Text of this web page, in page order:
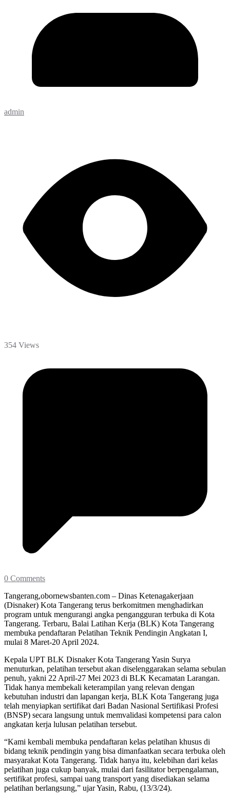
admin
354 Views
0 Comments
Tangerang,obornewsbanten.com – Dinas Ketenagakerjaan
(Disnaker) Kota Tangerang terus berkomitmen menghadirkan
program untuk mengurangi angka pengangguran terbuka di Kota
Tangerang. Terbaru, Balai Latihan Kerja (BLK) Kota Tangerang
membuka pendaftaran Pelatihan Teknik Pendingin Angkatan I,
mulai 8 Maret-20 April 2024.
Kepala UPT BLK Disnaker Kota Tangerang Yasin Surya
menuturkan, pelatihan tersebut akan diselenggarakan selama sebulan
penuh, yakni 22 April-27 Mei 2023 di BLK Kecamatan Larangan.
Tidak hanya membekali keterampilan yang relevan dengan
kebutuhan industri dan lapangan kerja, BLK Kota Tangerang juga
telah menyiapkan sertifikat dari Badan Nasional Sertifikasi Profesi
(BNSP) secara langsung untuk memvalidasi kompetensi para calon
angkatan kerja lulusan pelatihan tersebut.
“Kami kembali membuka pendaftaran kelas pelatihan khusus di
bidang teknik pendingin yang bisa dimanfaatkan secara terbuka oleh
masyarakat Kota Tangerang. Tidak hanya itu, kelebihan dari kelas
pelatihan juga cukup banyak, mulai dari fasilitator berpengalaman,
sertifikat profesi, sampai uang transport yang disediakan selama
pelatihan berlangsung,” ujar Yasin, Rabu, (13/3/24).